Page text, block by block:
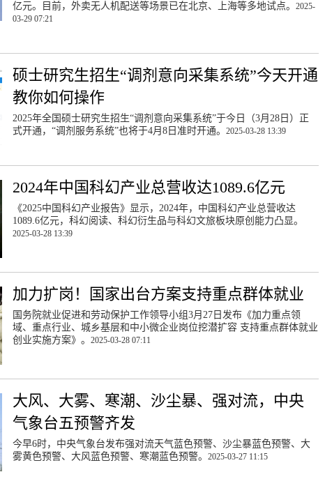
亿元。目前，外卖无人机配送等场景已在北京、上海等多地试点。2025-
03-29 07:21
硕士研究生招生“调剂意向采集系统”今天开通
教你如何操作
2025年全国硕士研究生招生“调剂意向采集系统”于今日（3月28日）正
式开通，“调剂服务系统”也将于4月8日准时开通。2025-03-28 13:39
2024年中国科幻产业总营收达1089.6亿元
《2025中国科幻产业报告》显示，2024年，中国科幻产业总营收达
1089.6亿元，科幻阅读、科幻衍生品与科幻文旅板块原创能力凸显。
2025-03-28 13:39
加力扩岗！国家出台方案支持重点群体就业
国务院就业促进和劳动保护工作领导小组3月27日发布《加力重点领
域、重点行业、城乡基层和中小微企业岗位挖潜扩容 支持重点群体就业
创业实施方案》。2025-03-28 07:11
大风、大雾、寒潮、沙尘暴、强对流，中央
气象台五预警齐发
今早6时，中央气象台发布强对流天气蓝色预警、沙尘暴蓝色预警、大
雾黄色预警、大风蓝色预警、寒潮蓝色预警。2025-03-27 11:15